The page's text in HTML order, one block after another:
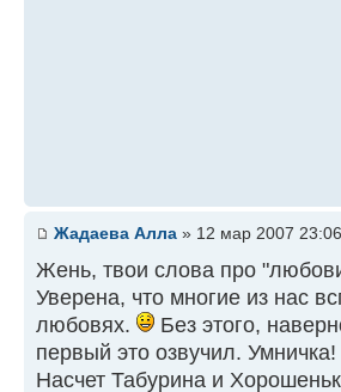
Жадаева Алла » 12 мар 2007 23:06
Жень, твои слова про
Уверена, что многие из нас
любовях.
Без этого,
первый это озвучил. Умничка!
Насчет Табурина и